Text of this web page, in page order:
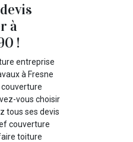
à
!
entreprise
à Fresne
couverture
vous choisir
tous ses devis
couverture
toiture